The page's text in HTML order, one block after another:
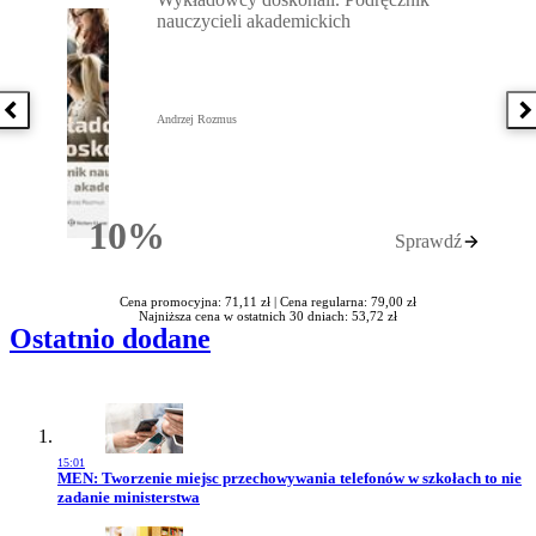
Poprzednia książka
10%Rabatu
nauczycieli akademickich
Andrzej Rozmus
Sprawdź
Cena promocyjna: 71,11 zł | Cena regularna: 79,00 zł
Najniższa cena w ostatnich 30 dniach: 53,72 zł
Ostatnio dodane
15:01
Przejdź do artykułu:
MEN: Tworzenie miejsc przechowywania telefonów w szkołach to nie
zadanie ministerstwa